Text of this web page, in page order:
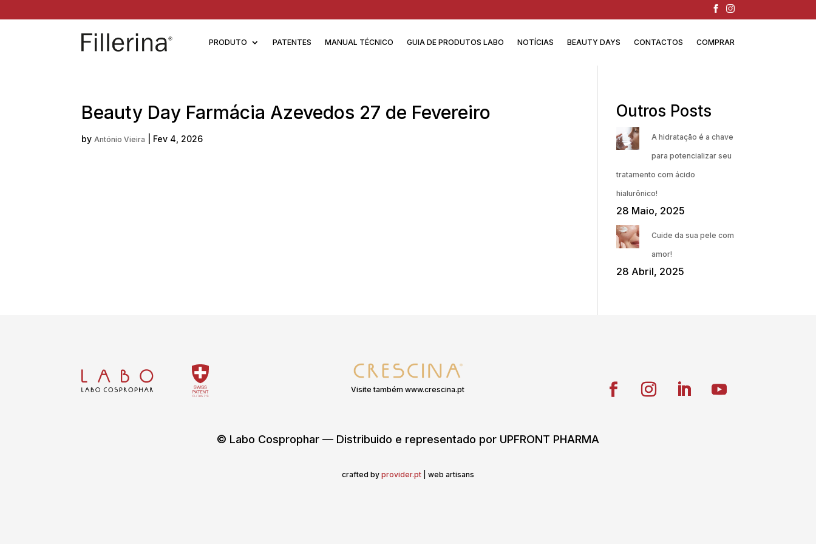
PRODUTO PATENTES MANUAL TÉCNICO GUIA DE PRODUTOS LABO NOTÍCIAS BEAUTY DAYS CONTACTOS COMPRAR
Beauty Day Farmácia Azevedos 27 de Fevereiro
by António Vieira Fev 4, 2026
Outros Posts
A hidratação é a chave
para potencializar seu
tratamento com ácido
hialurônico!
28 Maio, 2025
Cuide da sua pele com
amor!
28 Abril, 2025
Visite também www.crescina.pt
© Labo Cosprophar — Distribuido e representado por UPFRONT PHARMA
crafted by provider.pt | web artisans